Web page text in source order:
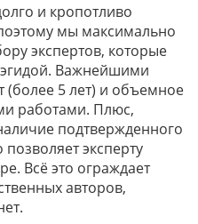
и кропотливо
мы максимально
экспертов, которые
Важнейшими
(более 5 лет) и объемное
работами. Плюс,
подтвержденного
эксперту
Всё это ограждает
авторов,